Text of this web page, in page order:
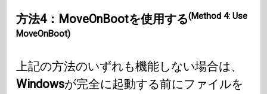
方法4：MoveOnBootを使用する(Method 4: Use
MoveOnBoot)
上記の方法のいずれも機能しない場合は、
Windowsが完全に起動する前にファイルを